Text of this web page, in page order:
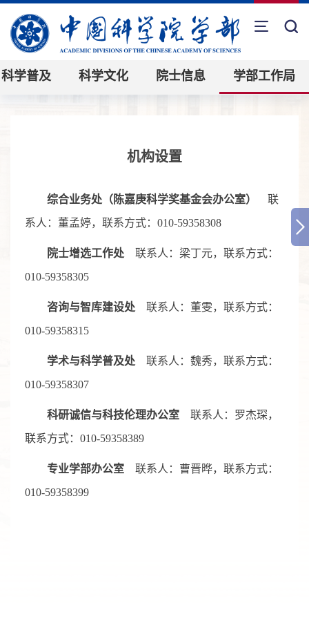
科学普及 科学文化 院士信息 学部工作局
机构设置
综合业务处（陈嘉庚科学奖基金会办公室）
联
系人：董孟婷，联系方式：010-59358308
院士增选工作处 联系人：梁丁元，联系方式：
010-59358305
咨询与智库建设处 联系人：董雯，联系方式：
010-59358315
学术与科学普及处
联系人：魏秀，联系方式：
010-59358307
科研诚信与科技伦理办公室
联系人：罗杰琛，
联系方式：010-59358389
专业学部办公室
联系人：曹晋晔，联系方式：
010-59358399